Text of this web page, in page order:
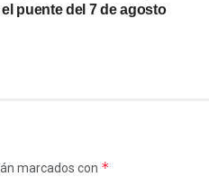
puente del 7 de agosto
marcados con *